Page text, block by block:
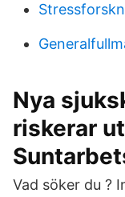
Nya
riskerar
Vad söker du ?